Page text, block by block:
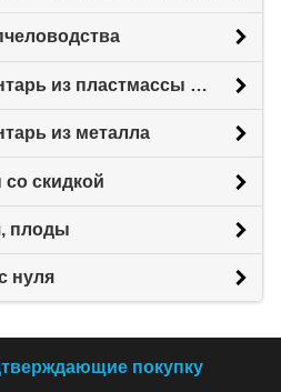
Пчеловодный инвентарь из пластмассы для пасеки
из металла
скидкой
плоды
нуля
покупку